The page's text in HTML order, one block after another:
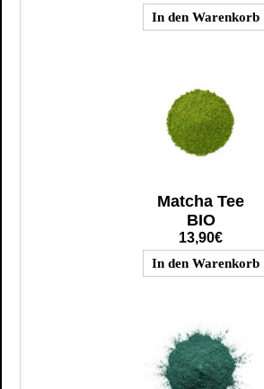
Matcha Tee
BIO
13,90€